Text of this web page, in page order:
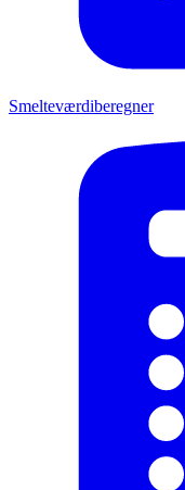
Smelteværdiberegner